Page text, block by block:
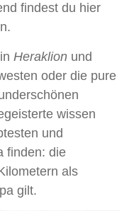
findest du hier
Heraklion und
oder die pure
wissen
und
finden: die
als
gilt.